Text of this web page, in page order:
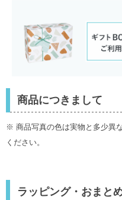
商品につきまして
※ 商品写真の色は実物と多少異
ください。
ラッピング・おまと